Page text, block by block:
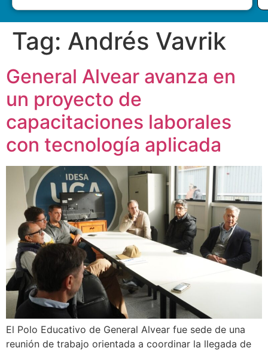
Tag: Andrés Vavrik
General Alvear avanza en
un proyecto de
capacitaciones laborales
con tecnología aplicada
El Polo Educativo de General Alvear fue sede de una
reunión de trabajo orientada a coordinar la llegada de